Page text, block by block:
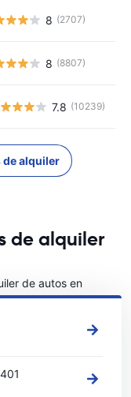
8 (2707)
8 (8807)
7.8 (10239)
de alquiler
de alquiler
de autos en